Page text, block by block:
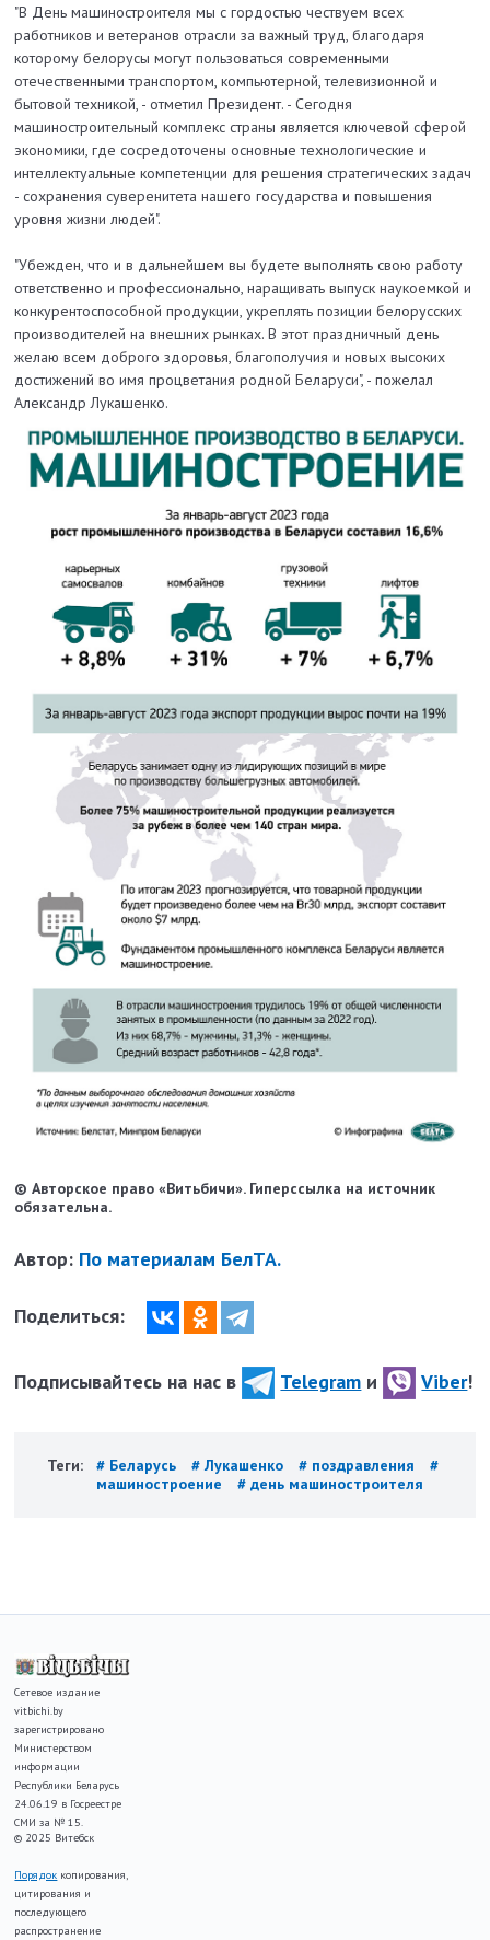
"В День машиностроителя мы c гордостью чествуем всех
работников и ветеранов отрасли за важный труд, благодаря
которому белорусы могут пользоваться современными
отечественными транспортом, компьютерной, телевизионной и
бытовой техникой, - отметил Президент. - Сегодня
машиностроительный комплекс страны является ключевой сферой
экономики, где сосредоточены основные технологические и
интеллектуальные компетенции для решения стратегических задач
- сохранения суверенитета нашего государства и повышения
уровня жизни людей".
"Убежден, что и в дальнейшем вы будете выполнять свою работу
ответственно и профессионально, наращивать выпуск наукоемкой и
конкурентоспособной продукции, укреплять позиции белорусских
производителей на внешних рынках. В этот праздничный день
желаю всем доброго здоровья, благополучия и новых высоких
достижений во имя процветания родной Беларуси", - пожелал
Александр Лукашенко.
© Авторское право «Витьбичи». Гиперссылка на источник
обязательна.
Автор: По материалам БелТА.
Поделиться:
Подписывайтесь на нас в Telegram и Viber!
Теги: # Беларусь # Лукашенко # поздравления
#
машиностроение
# день машиностроителя
Сетевое издание
vitbichi.by
зарегистрировано
Министерством
информации
Республики Беларусь
24.06.19 в Госреестре
СМИ за № 15.
© 2025 Витебск
Порядок копирования,
цитирования и
последующего
распространение